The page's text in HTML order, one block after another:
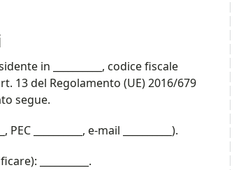
in __________, codice fiscale
13 del Regolamento (UE) 2016/679
segue.
__________, e-mail __________).
__________.